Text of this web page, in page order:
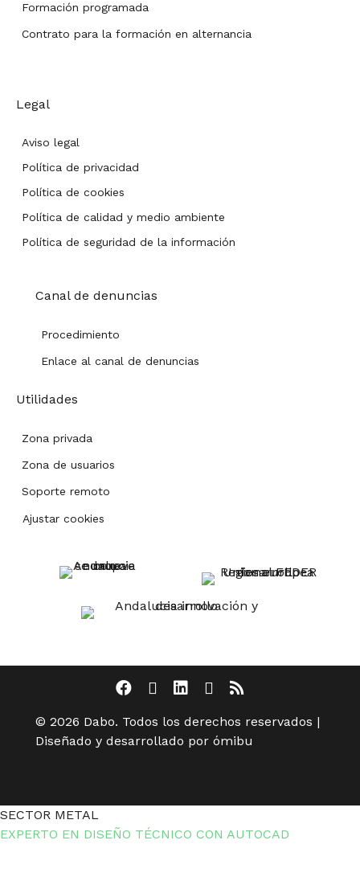
Formación programada
Contrato para la formación en alternancia
Legal
Aviso legal
Política de privacidad
Política de cookies
Política de calidad y medio ambiente
Política de seguridad de la información
Canal de denuncias
Procedimiento
Enlace al canal de denuncias
Utilidades
Zona privada
Zona de usuarios
Soporte remoto
Ajustar cookies
© 2026 Dabo. Todos los derechos reservados |
Diseñado y desarrollado por ómibu
SECTOR METAL
EXPERTO EN DISEÑO TÉCNICO CON AUTOCAD